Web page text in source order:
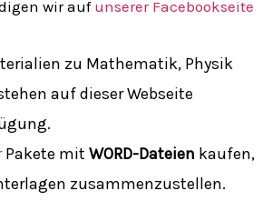
wir auf unserer Facebookseite
zu Mathematik, Physik
auf dieser Webseite
Pakete mit WORD-Dateien kaufen,
zusammenzustellen.